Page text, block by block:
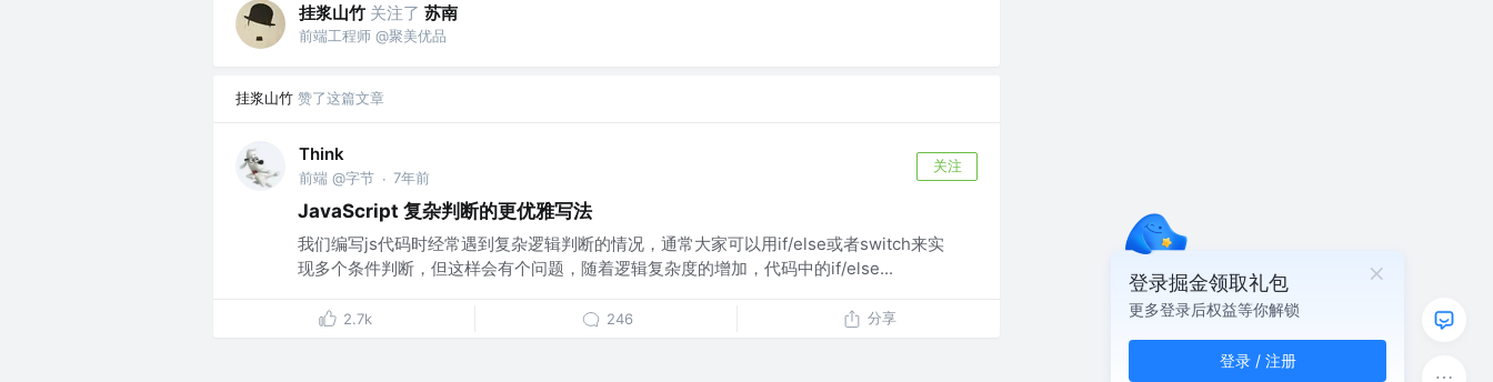
挂浆山竹 关注了 苏南
前端工程师 @聚美优品
挂浆山竹 赞了这篇文章
Think
前端 @字节 · 7年前
关注
JavaScript 复杂判断的更优雅写法
我们编写js代码时经常遇到复杂逻辑判断的情况，通常大家可以用if/else或者switch来实
现多个条件判断，但这样会有个问题，随着逻辑复杂度的增加，代码中的if/else...
2.7k 246 分享
登录掘金领取礼包
更多登录后权益等你解锁
登录 / 注册